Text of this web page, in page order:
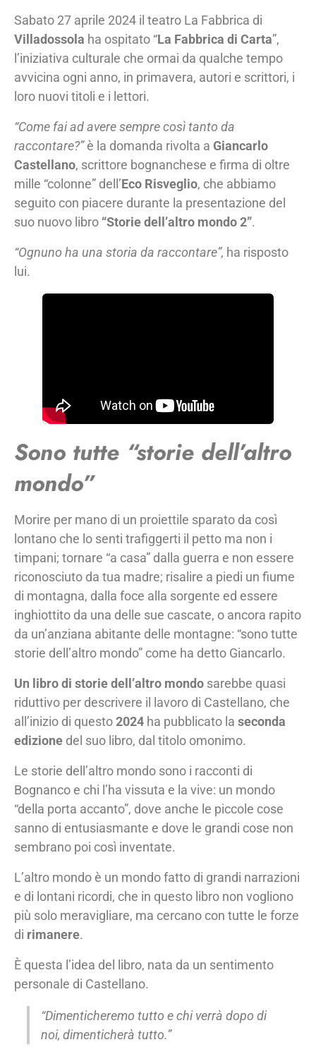
Sabato 27 aprile 2024 il teatro La Fabbrica di
Villadossola ha ospitato “La Fabbrica di Carta”,
l’iniziativa culturale che ormai da qualche tempo
avvicina ogni anno, in primavera, autori e scrittori, i
loro nuovi titoli e i lettori.
“Come fai ad avere sempre così tanto da
raccontare?”è la domanda rivolta a Giancarlo
Castellano, scrittore bognanchese e firma di oltre
mille “colonne” dell’Eco Risveglio, che abbiamo
seguito con piacere durante la presentazione del
suo nuovo libro “Storie dell’altro mondo 2”.
“Ognuno ha una storia da raccontare”, ha risposto
lui.
Sono tutte “storie dell’altro
mondo”
Morire per mano di un proiettile sparato da così
lontano che lo senti trafiggerti il petto ma non i
timpani; tornare “a casa” dalla guerra e non essere
riconosciuto da tua madre; risalire a piedi un fiume
di montagna, dalla foce alla sorgente ed essere
inghiottito da una delle sue cascate, o ancora rapito
da un’anziana abitante delle montagne: “sono tutte
storie dell’altro mondo” come ha detto Giancarlo.
Un libro di storie dell’altro mondo sarebbe quasi
riduttivo per descrivere il lavoro di Castellano, che
all’inizio di questo2024 ha pubblicato la seconda
edizione del suo libro, dal titolo omonimo.
Le storie dell’altro mondo sono i racconti di
Bognanco e chi l’ha vissuta e la vive: un mondo
“della porta accanto”, dove anche le piccole cose
sanno di entusiasmante e dove le grandi cose non
sembrano poi così inventate.
L’altro mondo è un mondo fatto di grandi narrazioni
e di lontani ricordi, che in questo libro non vogliono
più solo meravigliare, ma cercano con tutte le forze
di rimanere.
È questa l’idea del libro, nata da un sentimento
personale di Castellano.
“Dimenticheremo tutto e chi verrà dopo di
noi, dimenticherà tutto.”